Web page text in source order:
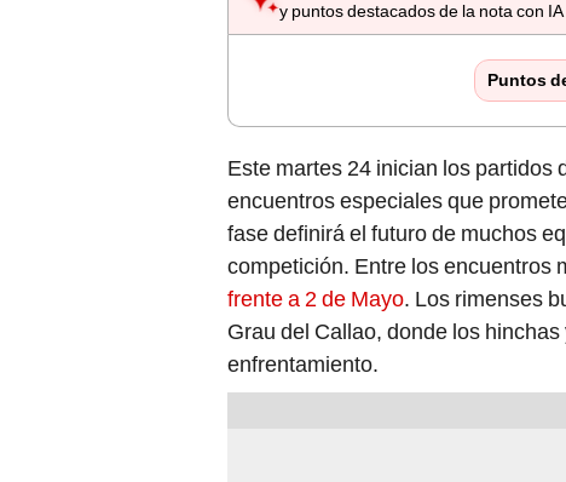
y puntos destacados de la nota con IA
Puntos
Este martes 24 inician los partidos
encuentros especiales que
fase definirá el futuro de muchos
competición. Entre los encuentros
frente a 2 de Mayo. Los rimenses
Grau del Callao, donde los
enfrentamiento.